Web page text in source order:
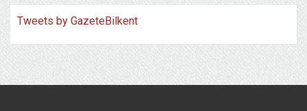
Tweets by GazeteBilkent